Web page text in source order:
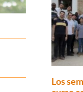
Los